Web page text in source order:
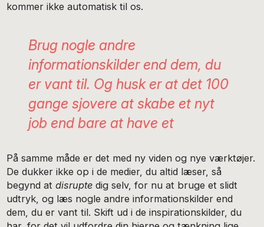
kommer ikke automatisk til os.
Brug nogle andre
informationskilder end dem, du
er vant til. Og husk er at det 100
gange sjovere at skabe et nyt
job end bare at have et
På samme måde er det med ny viden og nye værktøjer.
De dukker ikke op i de medier, du altid læser, så
begynd atdisrupte dig selv, for nu at bruge et slidt
udtryk, og læs nogle andre informationskilder end
dem, du er vant til. Skift ud i de inspirationskilder, du